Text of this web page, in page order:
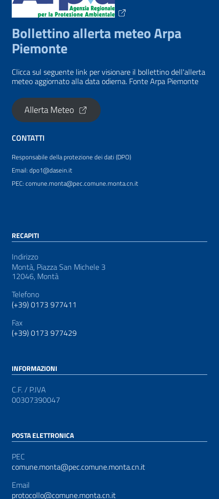
Bollettino allerta meteo Arpa
Piemonte
Clicca sul seguente link per visionare il bollettino dell'allerta
meteo aggiornato alla data odierna. Fonte Arpa Piemonte
Allerta Meteo
CONTATTI
Responsabile della protezione dei dati (DPO)
Email: dpo1@dasein.it
PEC: comune.monta@pec.comune.monta.cn.it
RECAPITI
Indirizzo
Montà, Piazza San Michele 3
12046, Montà
Telefono
(+39) 0173 977411
Fax
(+39) 0173 977429
INFORMAZIONI
C.F. / P.IVA
00307390047
POSTA ELETTRONICA
PEC
comune.monta@pec.comune.monta.cn.it
Email
protocollo@comune.monta.cn.it